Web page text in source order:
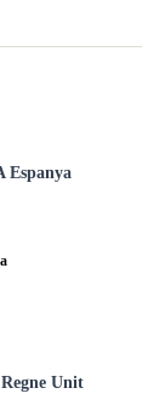
Espanya
Unit